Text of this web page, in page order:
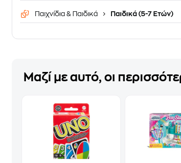
Παιχνίδια & Παιδικά Παιδικά (5-7 Ετών)
Μαζί με αυτό, οι